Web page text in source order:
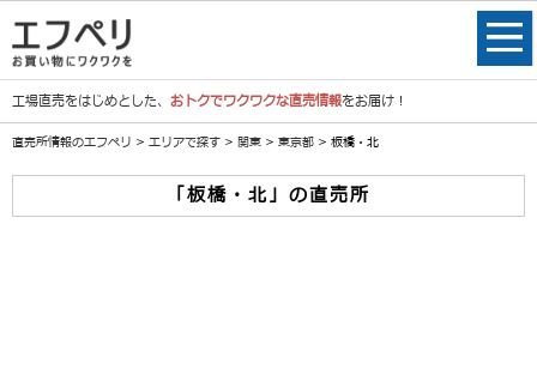
工場直売をはじめとした、 おトクでワクワクな直売情報をお届け！
直売所情報のエフペリ > エリアで探す > 関東 > 東京都 > 板橋・北
「板橋・北」の直売所